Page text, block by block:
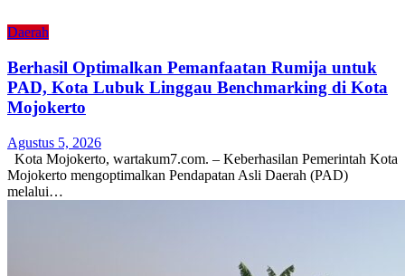
Daerah
Berhasil Optimalkan Pemanfaatan Rumija untuk
PAD, Kota Lubuk Linggau Benchmarking di Kota
Mojokerto
Agustus 5, 2026
Kota Mojokerto, wartakum7.com. – Keberhasilan Pemerintah Kota
Mojokerto mengoptimalkan Pendapatan Asli Daerah (PAD)
melalui…